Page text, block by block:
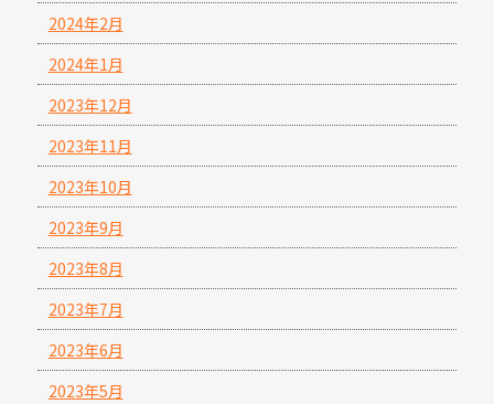
2024年2月
2024年1月
2023年12月
2023年11月
2023年10月
2023年9月
2023年8月
2023年7月
2023年6月
2023年5月